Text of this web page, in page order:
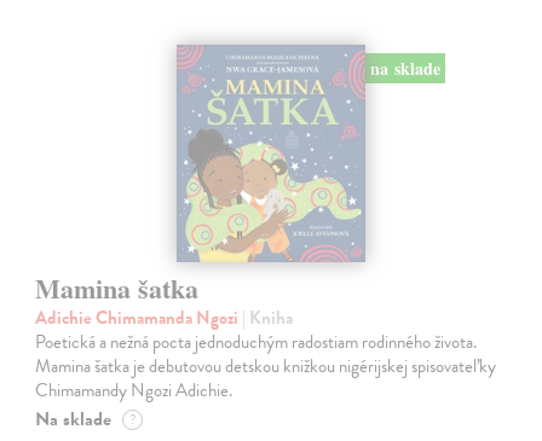
na sklade
Mamina šatka
Adichie Chimamanda Ngozi | Kniha
Poetická a nežná pocta jednoduchým radostiam rodinného života.
Mamina šatka je debutovou detskou knižkou nigérijskej spisovateľky
Chimamandy Ngozi Adichie.
Na sklade ?